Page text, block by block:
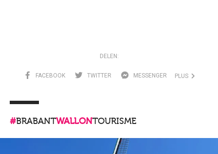
DELEN:
FACEBOOK TWITTER MESSENGER PLUS
#BRABANTWALLONTOURISME